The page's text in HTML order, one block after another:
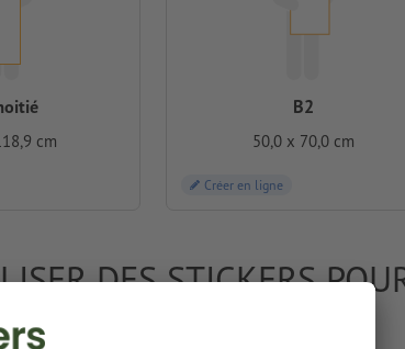
cm
B2
50,0 x 70,0 cm
Créer en ligne
DES STICKERS
PUBLICITAIRE